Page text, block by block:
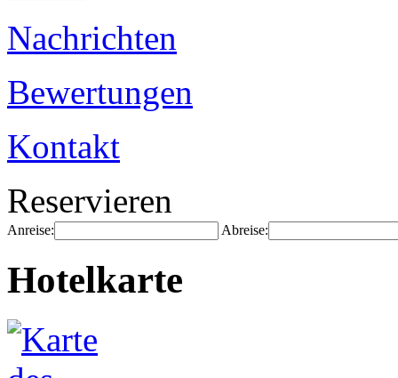
Nachrichten
Bewertungen
Kontakt
Reservieren
Anreise: Abreise:
Hotelkarte